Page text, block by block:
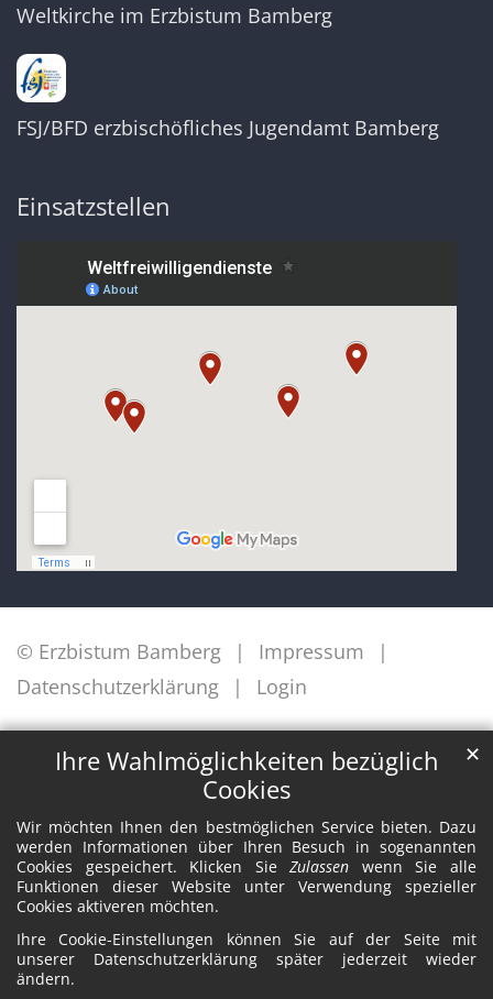
Ihre Wahlmöglichkeiten bezüglich
Cookies
Wir möchten Ihnen den bestmöglichen Service bieten. Dazu
werden Informationen über Ihren Besuch in sogenannten
Cookies gespeichert. Klicken SieZulassen wenn Sie alle
Funktionen dieser Website unter Verwendung spezieller
Cookies aktiveren möchten.
Ihre Cookie-Einstellungen können Sie auf der Seite mit
unserer Datenschutzerklärung später jederzeit wieder
ändern.
✕
Weltkirche im Erzbistum Bamberg
FSJ/BFD erzbischöfliches Jugendamt Bamberg
Einsatzstellen
© Erzbistum Bamberg
Impressum
Datenschutzerklärung
Login